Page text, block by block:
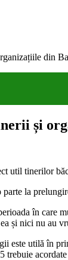
din
și
util tinerilor
parte la
în care
și nici nu au
este utilă în
trebuie